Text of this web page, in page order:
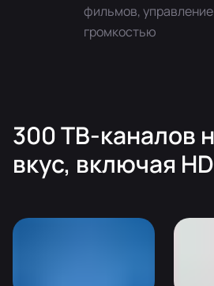
фильмов, управление
громкостью
300 ТВ-каналов
вкуc, включая